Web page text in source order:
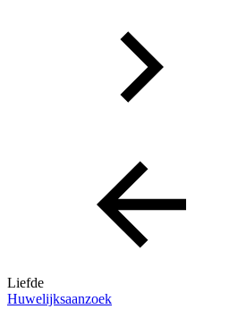
Liefde
Huwelijksaanzoek